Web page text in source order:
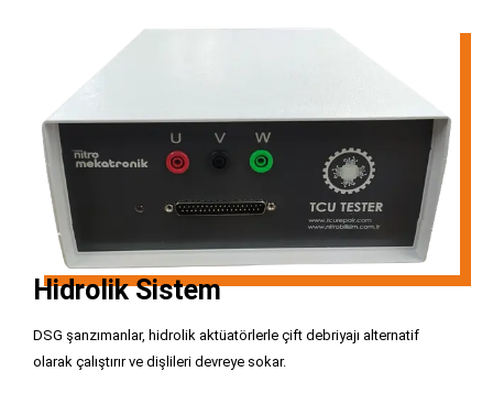
Hidrolik Sistem
DSG şanzımanlar, hidrolik aktüatörlerle çift debriyajı alternatif
olarak çalıştırır ve dişlileri devreye sokar.